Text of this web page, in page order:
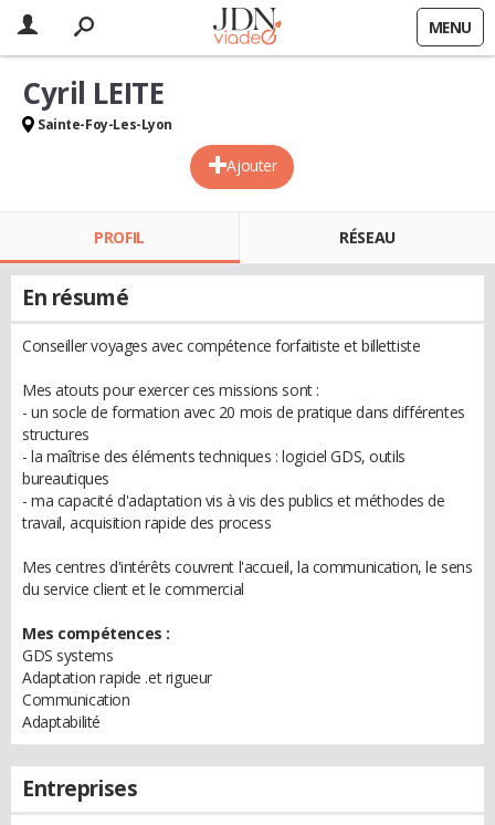
MENU
Ajouter
Cyril LEITE
Sainte-Foy-Les-Lyon
PROFIL RÉSEAU
En résumé
Conseiller voyages avec compétence forfaitiste et billettiste
Mes atouts pour exercer ces missions sont :
- un socle de formation avec 20 mois de pratique dans différentes
structures
- la maîtrise des éléments techniques : logiciel GDS, outils
bureautiques
- ma capacité d'adaptation vis à vis des publics et méthodes de
travail, acquisition rapide des process
Mes centres d'intérêts couvrent l'accueil, la communication, le sens
du service client et le commercial
Mes compétences :
GDS systems
Adaptation rapide .et rigueur
Communication
Adaptabilité
Entreprises